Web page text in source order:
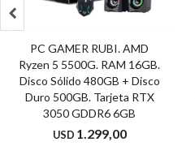
PC GAMER RUBI. AMD
Ryzen 5 5500G. RAM 16GB.
Disco Sólido 480GB + Disco
Duro 500GB. Tarjeta RTX
3050 GDDR6 6GB
USD 1.299,00
